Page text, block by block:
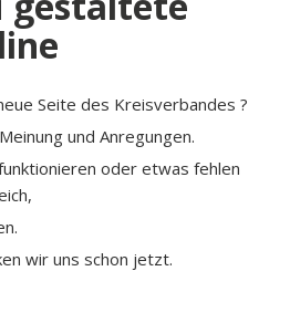
Seite des Kreisverbandes ?
und Anregungen.
oder etwas fehlen
wir uns schon jetzt.